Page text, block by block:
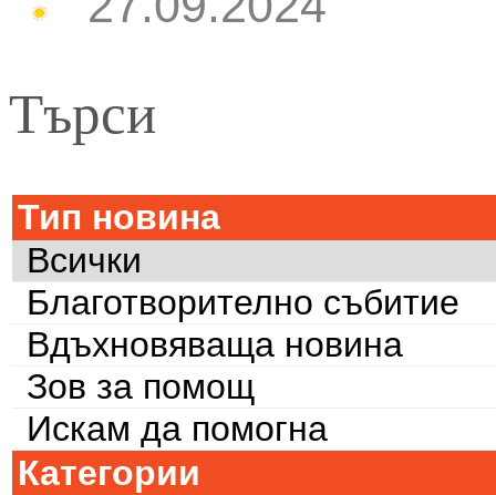
Търси
Тип новина
Всички
Благотворително събитие
Вдъхновяваща новина
Зов за помощ
Искам да помогна
Категории